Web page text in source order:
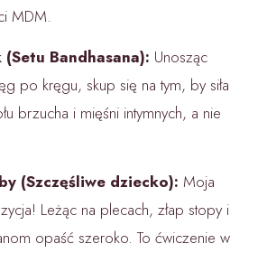
MDM.
(Setu Bandhasana): Unosząc
po kręgu, skup się na tym, by siła
brzucha i mięśni intymnych, a nie
(Szczęśliwe dziecko): Moja
Leżąc na plecach, złap stopy i
opaść szeroko. To ćwiczenie w